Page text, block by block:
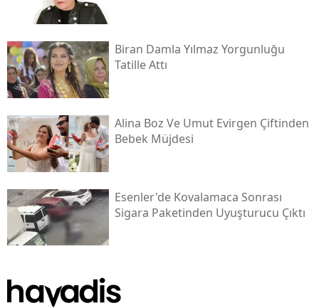
Biran Damla Yılmaz Yorgunluğu
Tatille Attı
Alina Boz Ve Umut Evirgen Çiftinden
Bebek Müjdesi
Esenler'de Kovalamaca Sonrası
Sigara Paketinden Uyuşturucu Çıktı